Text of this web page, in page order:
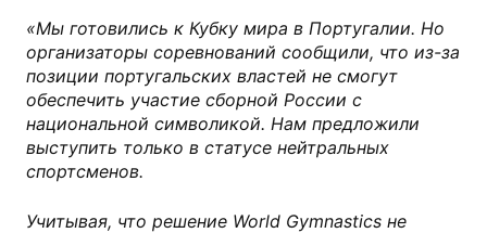
«Мы готовились к Кубку мира в Португалии. Но
организаторы соревнований сообщили, что из-за
позиции португальских властей не смогут
обеспечить участие сборной России с
национальной символикой. Нам предложили
выступить только в статусе нейтральных
спортсменов.
Учитывая, что решение World Gymnastics не